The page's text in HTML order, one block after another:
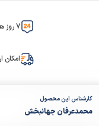
7 روز هفته، 24 ساعت
امکان
کارشناس این محصول
محمدعرفان جهانبخش